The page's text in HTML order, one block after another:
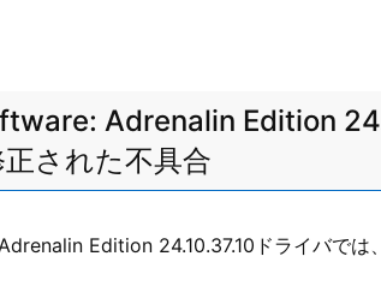
Adrenalin Edition
された不具合
Edition 24.10.37.10ドライバでは